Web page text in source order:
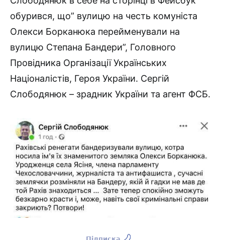
обурився, що” вулицю на честь комуніста
Олекси Борканюка перейменували на
вулицю Степана Бандери”, Головного
Провідника Організації Українських
Націоналістів, Героя України. Сергій
Слободянюк – зрадник України та агент ФСБ.